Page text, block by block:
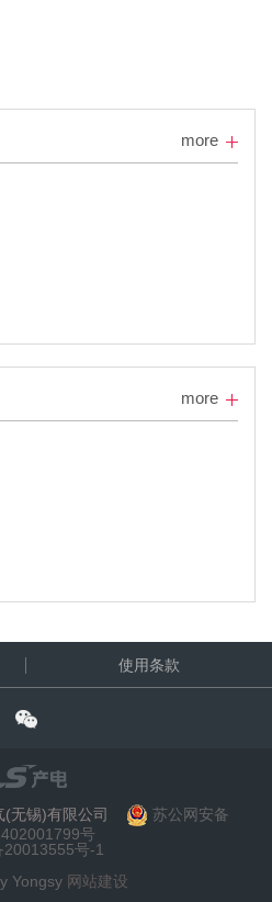
more
more
使用条款
(无锡)有限公司
苏公网安备
号
20013555号-1
Yongsy 网站建设